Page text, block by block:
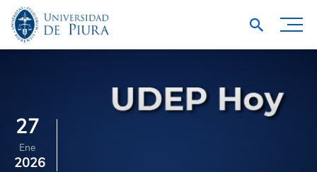
27
Ene
2026